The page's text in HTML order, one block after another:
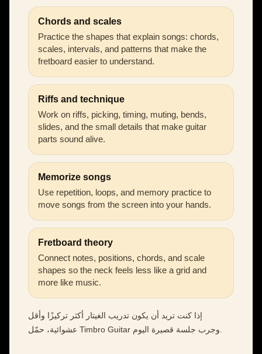
Chords and scales
Practice the shapes that explain songs: chords,
scales, intervals, and patterns that make the
fretboard easier to understand.
Riffs and technique
Work on riffs, picking, timing, muting, bends,
slides, and the small details that make guitar
parts sound alive.
Memorize songs
Use repetition, loops, and memory practice to
move songs from the screen into your hands.
Fretboard theory
Connect notes, positions, chords, and scale
shapes so the neck feels less like a grid and
more like music.
إذا كنت تريد أن يكون تدريب الغيتار أكثر تركيزًا وأقل
عشوائية، حمّل Timbro Guitar وجرب جلسة قصيرة اليوم.